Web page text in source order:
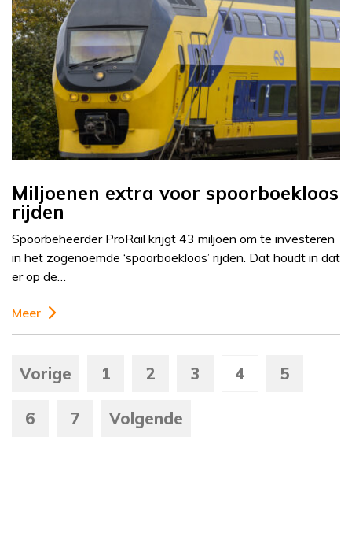
Miljoenen extra voor spoorboekloos
rijden
Spoorbeheerder ProRail krijgt 43 miljoen om te investeren
in het zogenoemde ‘spoorboekloos’ rijden. Dat houdt in dat
er op de…
Meer
Vorige 1 2 3 4 5
6 7 Volgende